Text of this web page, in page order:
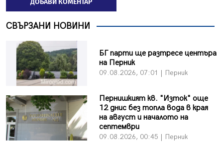
ДОБАВИ КОМЕНТАР
СВЪРЗАНИ НОВИНИ
БГ парти ще разтресе центъра
на Перник
09.08.2026, 07:01 | Перник
Пернишкият кв. "Изток" още
12 днис без топла вода в края
на август и началото на
септември
09.08.2026, 00:45 | Перник